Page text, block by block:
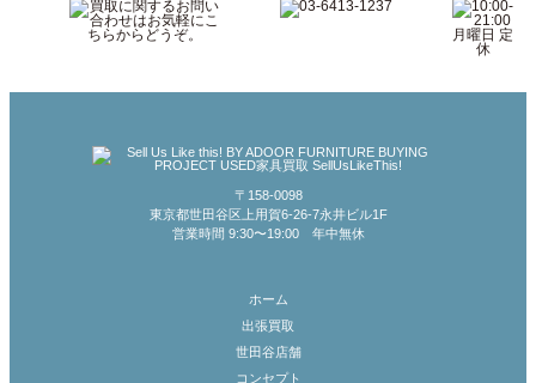
〒158-0098
東京都世田谷区上用賀6-26-7永井ビル1F
営業時間 9:30〜19:00 年中無休
ホーム
出張買取
世田谷店舗
コンセプト